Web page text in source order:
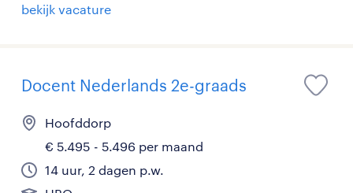
bekijk vacature
Docent Nederlands 2e-graads
Hoofddorp
€ 5.495 - 5.496 per maand
14 uur, 2 dagen p.w.